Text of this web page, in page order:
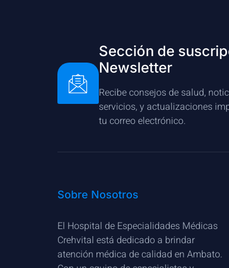
Sección de
Newsletter
Recibe consejos de salud,
servicios, y actualizaciones
tu correo electrónico.
Sobre Nosotros
El Hospital de Especialidades Médicas
Crehvital está dedicado a brindar
atención médica de calidad en Ambato.